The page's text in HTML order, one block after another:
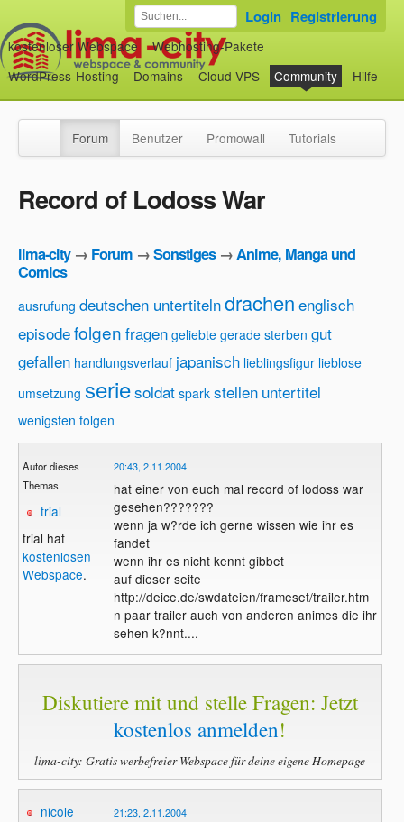
kostenloser Webspace
Webhosting-Pakete
WordPress-Hosting
Domains Cloud-VPS Community Hilfe
Login Registrierung
Forum Benutzer Promowall Tutorials
Record of Lodoss War
lima-city→ Forum →Sonstiges→Anime, Manga und
Comics
ausrufung deutschen untertitelndrachen englisch
episodefolgen fragen geliebte gerade sterben gut
gefallen handlungsverlauf japanisch lieblingsfigur lieblose
umsetzung seriesoldat spark stellen untertitel
wenigsten folgen
Autor dieses
Themas
trial
trial hat
kostenlosen
Webspace.
20:43, 2.11.2004
hat einer von euch mal record of lodoss war
gesehen???????
wenn ja w?rde ich gerne wissen wie ihr es
fandet
wenn ihr es nicht kennt gibbet
auf dieser seite
http://deice.de/swdateien/frameset/trailer.htm
n paar trailer auch von anderen animes die ihr
sehen k?nnt....
Diskutiere mit und stelle Fragen: Jetzt
kostenlos anmelden!
lima-city: Gratis werbefreier Webspace für deine eigene Homepage
nicole
21:23, 2.11.2004